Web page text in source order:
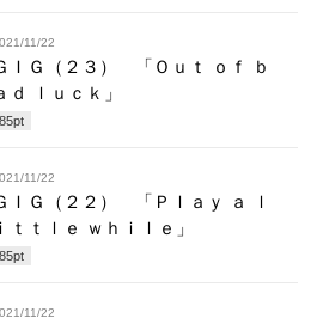
11/22
ＩＧ（２３） 「Ｏｕｔ ｏｆ ｂ
ｄ ｌｕｃｋ」
85pt
11/22
ＩＧ（２２） 「Ｐｌａｙ ａ ｌ
ｉｔｔｌｅ ｗｈｉｌｅ」
85pt
11/22